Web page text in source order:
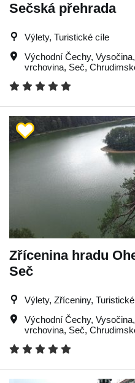
Sečská přehrada
Výlety, Turistické cíle
Východní Čechy, Vysočina,
vrchovina, Seč,
Zřícenina hradu
Seč
Výlety, Zříceniny,
Východní Čechy, Vysočina,
vrchovina, Seč,